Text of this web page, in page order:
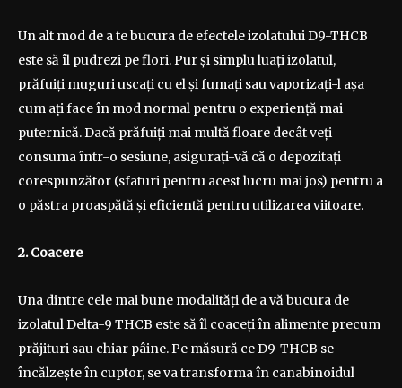
Un alt mod de a te bucura de efectele izolatului D9-THCB
este să îl pudrezi pe flori. Pur și simplu luați izolatul,
prăfuiți muguri uscați cu el și fumați sau vaporizați-l așa
cum ați face în mod normal pentru o experiență mai
puternică. Dacă prăfuiți mai multă floare decât veți
consuma într-o sesiune, asigurați-vă că o depozitați
corespunzător (sfaturi pentru acest lucru mai jos) pentru a
o păstra proaspătă și eficientă pentru utilizarea viitoare.
2. Coacere
Una dintre cele mai bune modalități de a vă bucura de
izolatul Delta-9 THCB este să îl coaceți în alimente precum
prăjituri sau chiar pâine. Pe măsură ce D9-THCB se
încălzește în cuptor, se va transforma în canabinoidul